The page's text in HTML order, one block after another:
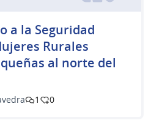
a la Seguridad
Rurales
al norte del
1 0